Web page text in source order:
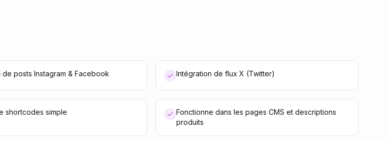
de posts Instagram & Facebook Intégration de flux X (Twitter)
shortcodes simple
Fonctionne dans les pages CMS et descriptions
produits